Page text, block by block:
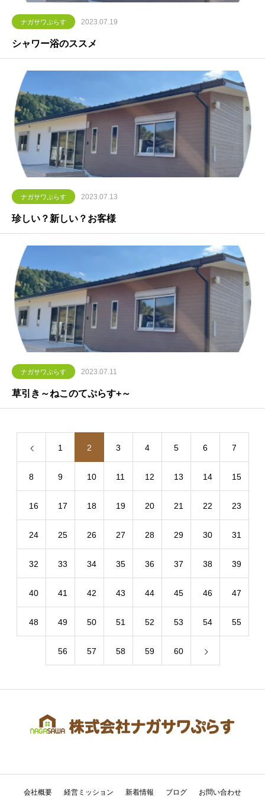
ナガサワぷらす 2023.07.19
シャワー浴のススメ
ナガサワぷらす 2023.07.13
珍しい？新しい？お客様
ナガサワぷらす 2023.07.11
草引き～ねこのてぷらす+～
1 2 3 4 5 6 7
8 9 10 11 12 13 14 15
16 17 18 19 20 21 22 23
24 25 26 27 28 29 30 31
32 33 34 35 36 37 38 39
40 41 42 43 44 45 46 47
48 49 50 51 52 53 54 55
56 57 58 59 60
会社概要 経営ミッション 新着情報 ブログ お問い合わせ